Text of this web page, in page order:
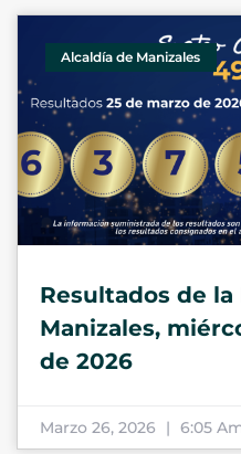
Alcaldía de Manizales
Resultados de
Manizales,
de 2026
Marzo 26, 2026 6:05